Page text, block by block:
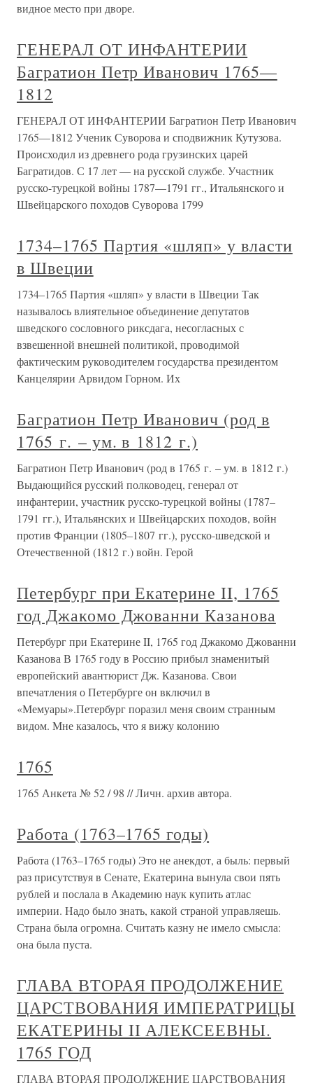
видное место при дворе.
ГЕНЕРАЛ ОТ ИНФАНТЕРИИ
Багратион Петр Иванович 1765—
1812
ГЕНЕРАЛ ОТ ИНФАНТЕРИИ Багратион Петр Иванович
1765—1812 Ученик Суворова и сподвижник Кутузова.
Происходил из древнего рода грузинских царей
Багратидов. С 17 лет — на русской службе. Участник
русско-турецкой войны 1787—1791 гг., Итальянского и
Швейцарского походов Суворова 1799
1734–1765 Партия «шляп» у власти
в Швеции
1734–1765 Партия «шляп» у власти в Швеции Так
называлось влиятельное объединение депутатов
шведского сословного риксдага, несогласных с
взвешенной внешней политикой, проводимой
фактическим руководителем государства президентом
Канцелярии Арвидом Горном. Их
Багратион Петр Иванович (род в
1765 г. – ум. в 1812 г.)
Багратион Петр Иванович (род в 1765 г. – ум. в 1812 г.)
Выдающийся русский полководец, генерал от
инфантерии, участник русско-турецкой войны (1787–
1791 гг.), Итальянских и Швейцарских походов, войн
против Франции (1805–1807 гг.), русско-шведской и
Отечественной (1812 г.) войн. Герой
Петербург при Екатерине II, 1765
год Джакомо Джованни Казанова
Петербург при Екатерине II, 1765 год Джакомо Джованни
Казанова В 1765 году в Россию прибыл знаменитый
европейский авантюрист Дж. Казанова. Свои
впечатления о Петербурге он включил в
«Мемуары».Петербург поразил меня своим странным
видом. Мне казалось, что я вижу колонию
1765
1765 Анкета № 52 / 98 // Личн. архив автора.
Работа (1763–1765 годы)
Работа (1763–1765 годы) Это не анекдот, а быль: первый
раз присутствуя в Сенате, Екатерина вынула свои пять
рублей и послала в Академию наук купить атлас
империи. Надо было знать, какой страной управляешь.
Страна была огромна. Считать казну не имело смысла:
она была пуста.
ГЛАВА ВТОРАЯ ПРОДОЛЖЕНИЕ
ЦАРСТВОВАНИЯ ИМПЕРАТРИЦЫ
ЕКАТЕРИНЫ II АЛЕКСЕЕВНЫ.
1765 ГОД
ГЛАВА ВТОРАЯ ПРОДОЛЖЕНИЕ ЦАРСТВОВАНИЯ